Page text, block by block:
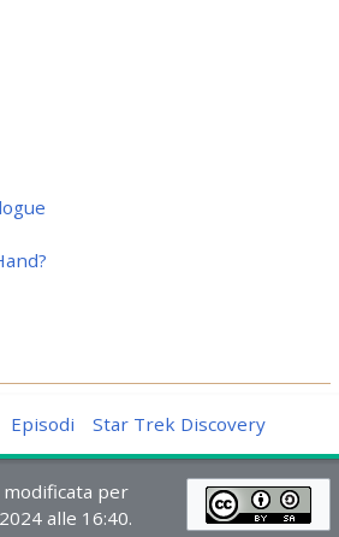
Episodi Star Trek Discovery
per
alle 16:40.